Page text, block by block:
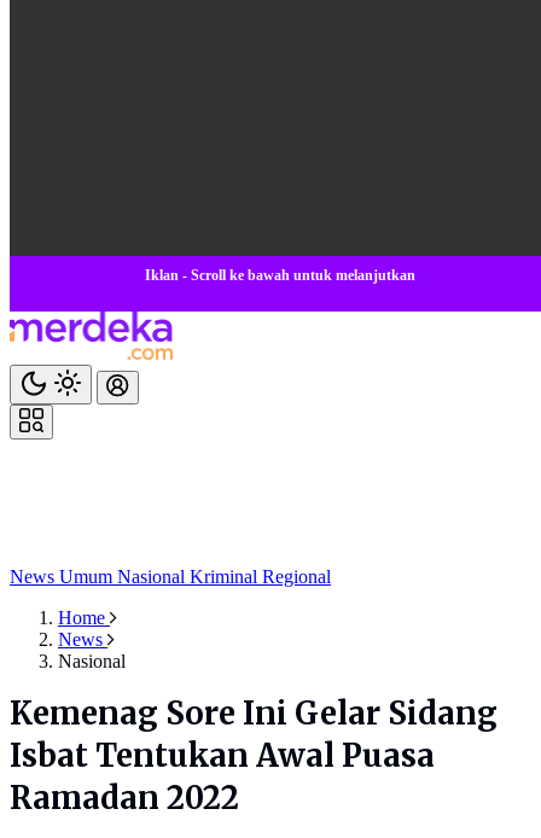
Iklan - Scroll ke bawah untuk melanjutkan
News Umum Nasional Kriminal Regional
Home
News
Nasional
Kemenag Sore Ini Gelar Sidang
Isbat Tentukan Awal Puasa
Ramadan 2022